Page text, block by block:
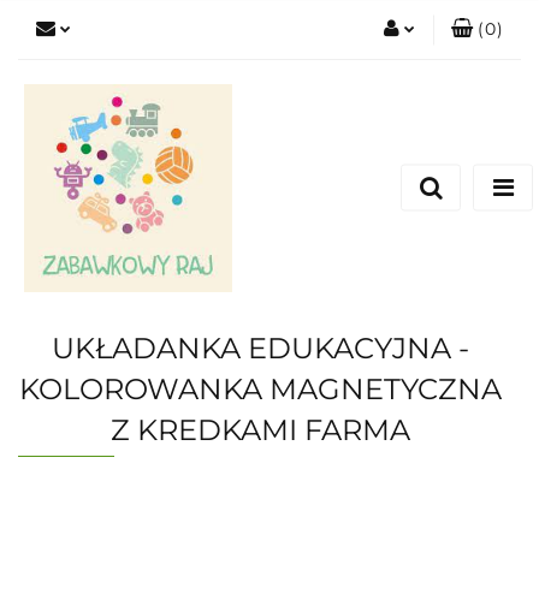
(0)
UKŁADANKA EDUKACYJNA -
KOLOROWANKA MAGNETYCZNA
Z KREDKAMI FARMA